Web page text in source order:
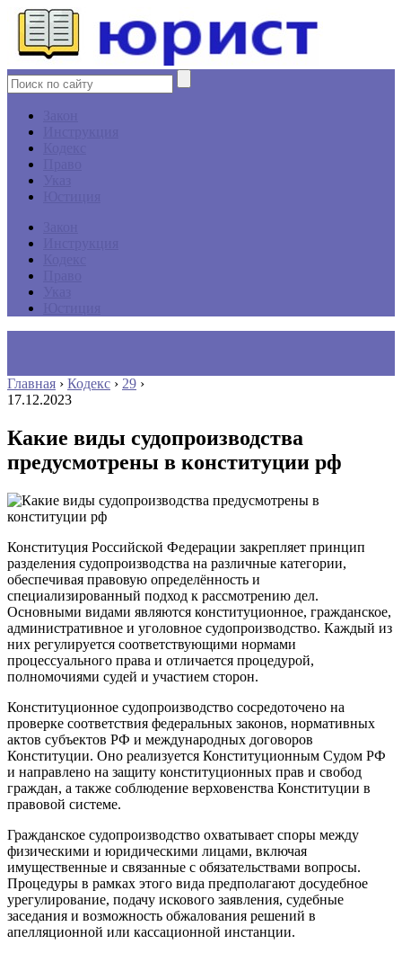
Главная › Кодекс › 29 ›
17.12.2023
Какие виды судопроизводства
предусмотрены в конституции рф
Конституция Российской Федерации закрепляет принцип
разделения судопроизводства на различные категории,
обеспечивая правовую определённость и
специализированный подход к рассмотрению дел.
Основными видами являются конституционное, гражданское,
административное и уголовное судопроизводство. Каждый из
них регулируется соответствующими нормами
процессуального права и отличается процедурой,
полномочиями судей и участием сторон.
Конституционное судопроизводство сосредоточено на
проверке соответствия федеральных законов, нормативных
актов субъектов РФ и международных договоров
Конституции. Оно реализуется Конституционным Судом РФ
и направлено на защиту конституционных прав и свобод
граждан, а также соблюдение верховенства Конституции в
правовой системе.
Гражданское судопроизводство охватывает споры между
физическими и юридическими лицами, включая
имущественные и связанные с обязательствами вопросы.
Процедуры в рамках этого вида предполагают досудебное
урегулирование, подачу искового заявления, судебные
заседания и возможность обжалования решений в
апелляционной или кассационной инстанции.